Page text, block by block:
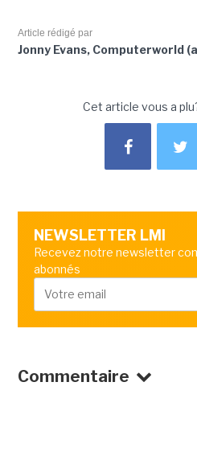
Article rédigé par
Jonny Evans, Computerworld
Cet article vous a
NEWSLETTER LMI
Recevez notre newsletter
abonnés
Commentaire